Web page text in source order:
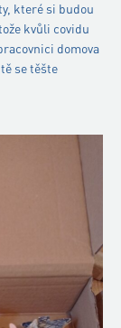
které si budou
kvůli covidu
domova
se těšte